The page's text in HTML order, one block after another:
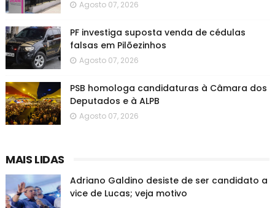
Agosto 07, 2026
PF investiga suposta venda de cédulas
falsas em Pilõezinhos
Agosto 07, 2026
PSB homologa candidaturas à Câmara dos
Deputados e à ALPB
Agosto 07, 2026
MAIS LIDAS
Adriano Galdino desiste de ser candidato a
vice de Lucas; veja motivo